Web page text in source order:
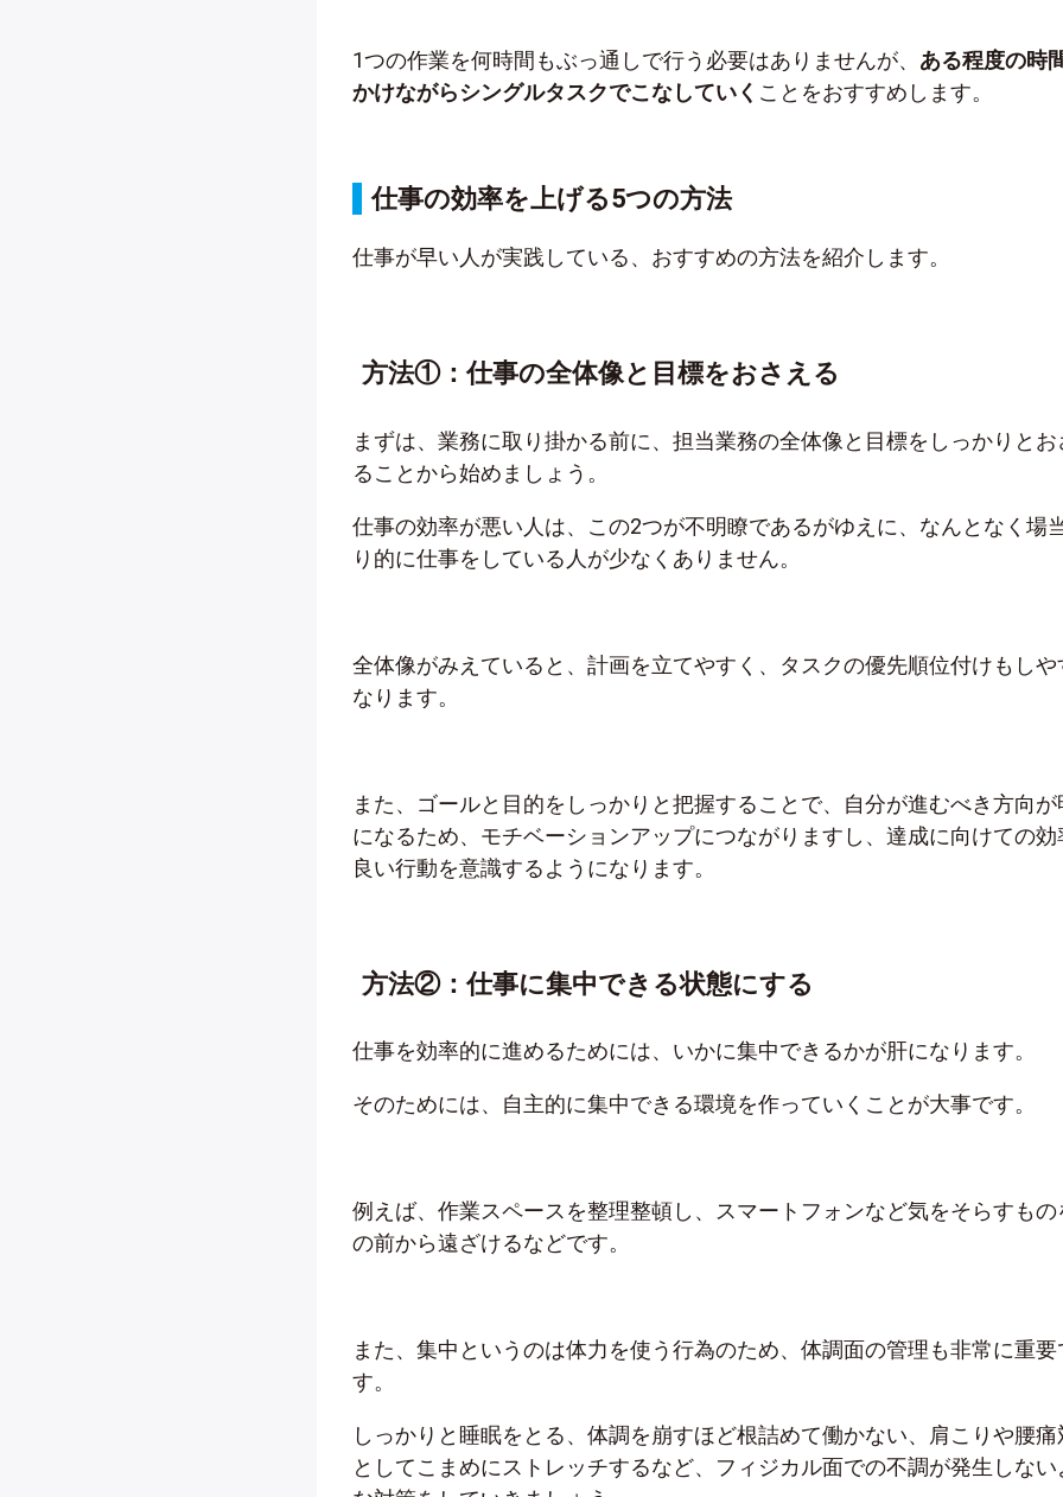
1つの作業を何時間もぶっ通しで行う必要はありませんが、 ある程度の時
かけながらシングルタスクでこなしていく ことをおすすめします。
仕事の効率を上げる5つの方法
仕事が早い人が実践している、おすすめの方法を紹介します。
方法①：仕事の全体像と目標をおさえる
まずは、業務に取り掛かる前に、担当業務の全体像と目標をしっかりとお
ることから始めましょう。
仕事の効率が悪い人は、この2つが不明瞭であるがゆえに、なんとなく場
り的に仕事をしている人が少なくありません。
全体像がみえていると、計画を立てやすく、タスクの優先順位付けもしや
なります。
また、ゴールと目的をしっかりと把握することで、自分が進むべき方向が
になるため、モチベーションアップにつながりますし、達成に向けての効
良い行動を意識するようになります。
方法②：仕事に集中できる状態にする
仕事を効率的に進めるためには、いかに集中できるかが肝になります。
そのためには、自主的に集中できる環境を作っていくことが大事です。
例えば、作業スペースを整理整頓し、スマートフォンなど気をそらすもの
の前から遠ざけるなどです。
また、集中というのは体力を使う行為のため、体調面の管理も非常に重要
す。
しっかりと睡眠をとる、体調を崩すほど根詰めて働かない、肩こりや腰痛
としてこまめにストレッチするなど、フィジカル面での不調が発生しない